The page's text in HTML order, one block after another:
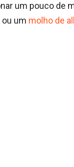
um pouco de
um molho de